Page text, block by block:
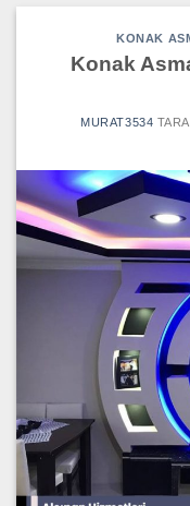
KONAK
Konak
MURAT3534